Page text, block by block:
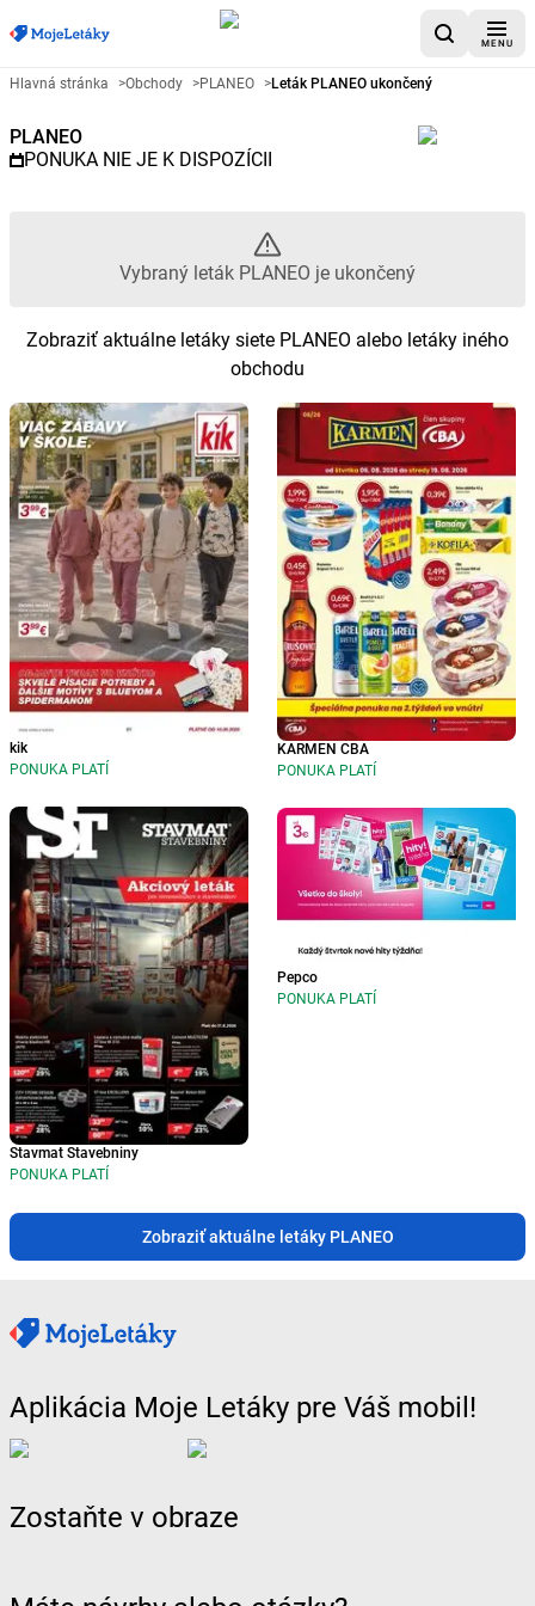
MENU
Reklamný leták PLANEO -
Hlavná stránka >Obchody >PLANEO >Leták PLANEO ukončený
PLANEO
PONUKA NIE JE K DISPOZÍCII
Vybraný leták PLANEO je ukončený
Zobraziť aktuálne letáky siete PLANEO alebo letáky iného
obchodu
kik
PONUKA PLATÍ
Stavmat Stavebniny
PONUKA PLATÍ
KARMEN CBA
PONUKA PLATÍ
Pepco
PONUKA PLATÍ
Zobraziť aktuálne letáky PLANEO
Aplikácia Moje Letáky pre Váš mobil!
Zostaňte v obraze